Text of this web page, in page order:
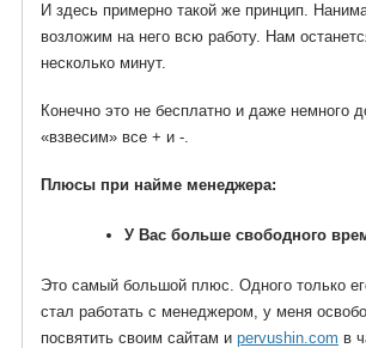
И здесь примерно такой же принцип.
возложим на него всю работу. Нам
несколько минут.
Конечно это не бесплатно и даже
«взвесим» все + и -.
Плюсы при найме менеджера:
У Вас больше свободного
Это самый большой плюс. Одного только
стал работать с менеджером, у меня
посвятить своим сайтам и pervushin.com в